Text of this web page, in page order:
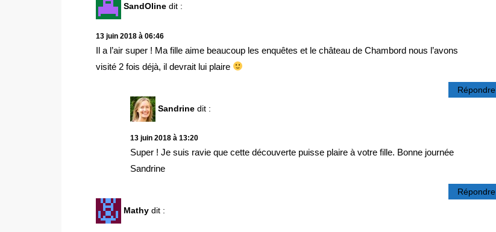
SandOline dit :
13 juin 2018 à 06:46
Il a l’air super ! Ma fille aime beaucoup les enquêtes et le château de Chambord nous l’avons
visité 2 fois déjà, il devrait lui plaire
Répondre
Sandrine dit :
13 juin 2018 à 13:20
Super ! Je suis ravie que cette découverte puisse plaire à votre fille. Bonne journée
Sandrine
Répondre
Mathy dit :